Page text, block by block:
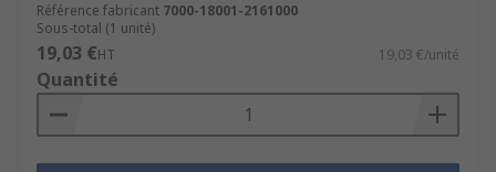
Référence fabricant 7000-18001-2161000
Sous-total (1 unité)
19,03 €HT 19,03 €/unité
Quantité